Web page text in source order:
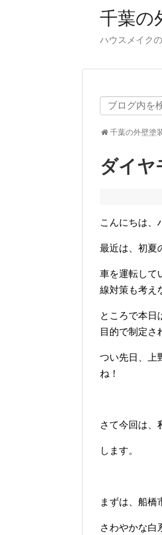
千葉の
ハウスメイク
千葉の外壁塗
ダイヤ
こんにちは、
最近は、初夏
車を運転して
線対策も考え
ところで本日
目的で制定さ
つい先日、上
ね！
さて今回は、
します。
まずは、船橋
さわやかな白